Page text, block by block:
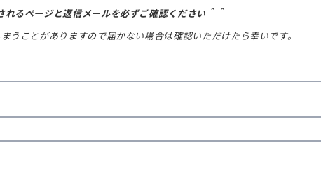
るページと返信メールを必ずご確認ください＾＾
うことがありますので届かない場合は確認いただけたら幸いです。